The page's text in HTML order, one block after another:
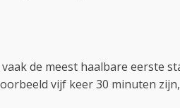
de meest haalbare eerste
vijf keer 30 minuten